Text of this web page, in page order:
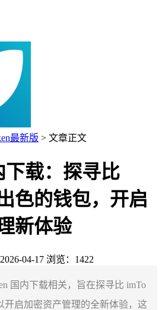
最新版 > 文章正文
载：探寻比
色的钱包，开启
新体验
2026-04-17 浏览：1422
国内下载相关，旨在探寻比 imTo
开启加密资产管理的全新体验，这